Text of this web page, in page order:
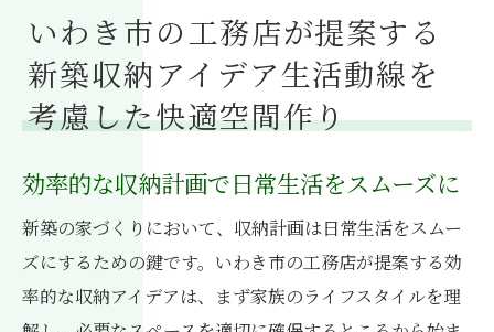
簡単にアクセスできる収納アイデア
動線を活かした収納で家事効率アップ
収納アイデアで新築をもっと快適にいわき市の
工務店が提案する生活改善法
収納計画の段階で考慮すべきポイント
収納を通じた空間の有効活用法
目に見える収納と見えない収納の使い分け
新しいライフスタイルに合わせた収納プラ
いわき市の工務店が提案する
新築収納アイデア生活動線を
考慮した快適空間作り
効率的な収納計画で日常生活をスムーズに
新築の家づくりにおいて、収納計画は日常生活をスムー
ズにするための鍵です。いわき市の工務店が提案する効
率的な収納アイデアは、まず家族のライフスタイルを理